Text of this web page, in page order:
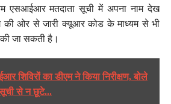
एसआईआर मतदाता सूची में अपना नाम देख
की ओर से जारी क्यूआर कोड के माध्यम से भी
जा सकती है।
शिविरों का डीएम ने किया निरीक्षण, बोले
से न छूटे...